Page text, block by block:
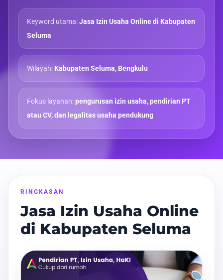
Keyword utama:Jasa Izin Usaha Online di Kabupaten
Seluma
Wilayah:Kabupaten Seluma, Bengkulu
Fokus layanan:pengurusan izin usaha, pendirian PT
atau CV, dan legalitas usaha pendukung
RINGKASAN
Jasa Izin Usaha Online
di Kabupaten Seluma